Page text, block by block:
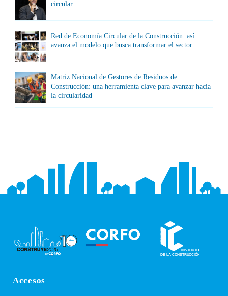
circular
Red de Economía Circular de la Construcción: así
avanza el modelo que busca transformar el sector
Matriz Nacional de Gestores de Residuos de
Construcción: una herramienta clave para avanzar hacia
la circularidad
Accesos